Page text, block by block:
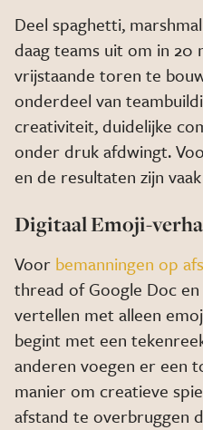
Deel spaghetti,
daag teams uit om in 20
vrijstaande toren te
onderdeel van
creativiteit, duidelijke
onder druk afdwingt.
en de resultaten zijn
Digitaal Emoji-
Voor bemanningen op
thread of Google Doc
vertellen met alleen
begint met een
anderen voegen er een
manier om creatieve
afstand te overbruggen